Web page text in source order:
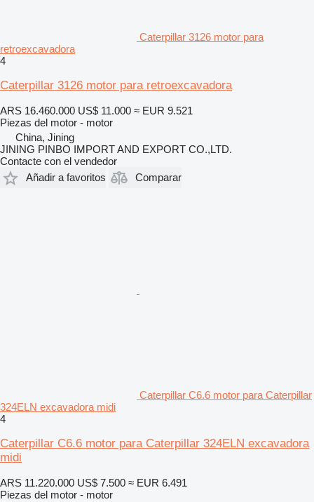
Caterpillar 3126 motor para
retroexcavadora
4
Caterpillar 3126 motor para retroexcavadora
ARS 16.460.000 US$ 11.000 ≈ EUR 9.521
Piezas del motor - motor
China, Jining
JINING PINBO IMPORT AND EXPORT CO.,LTD.
Contacte con el vendedor
Añadir a favoritos
Comparar
Caterpillar C6.6 motor para Caterpillar
324ELN excavadora midi
4
Caterpillar C6.6 motor para Caterpillar 324ELN excavadora
midi
ARS 11.220.000 US$ 7.500 ≈ EUR 6.491
Piezas del motor - motor